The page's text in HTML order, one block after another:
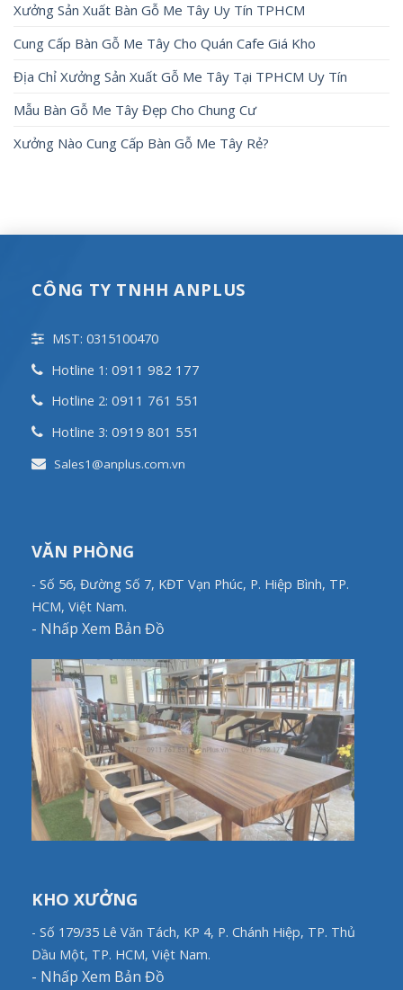
Xưởng Sản Xuất Bàn Gỗ Me Tây Uy Tín TPHCM
Cung Cấp Bàn Gỗ Me Tây Cho Quán Cafe Giá Kho
Địa Chỉ Xưởng Sản Xuất Gỗ Me Tây Tại TPHCM Uy Tín
Mẫu Bàn Gỗ Me Tây Đẹp Cho Chung Cư
Xưởng Nào Cung Cấp Bàn Gỗ Me Tây Rẻ?
CÔNG TY TNHH ANPLUS
MST: 0315100470
Hotline 1: 0911 982 177
Hotline 2: 0911 761 551
Hotline 3: 0919 801 551
Sales1@anplus.com.vn
VĂN PHÒNG
- Số 56, Đường Số 7, KĐT Vạn Phúc, P. Hiệp Bình, TP.
HCM, Việt Nam.
- Nhấp Xem Bản Đồ
KHO XƯỞNG
- Số 179/35 Lê Văn Tách, KP 4, P. Chánh Hiệp, TP. Thủ
Dầu Một, TP. HCM, Việt Nam.
- Nhấp Xem Bản Đồ